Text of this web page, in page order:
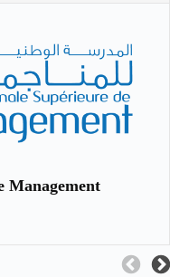
Management